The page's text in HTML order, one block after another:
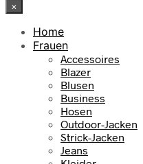
×
Home
Frauen
Accessoires
Blazer
Blusen
Business
Hosen
Outdoor-Jacken
Strick-Jacken
Jeans